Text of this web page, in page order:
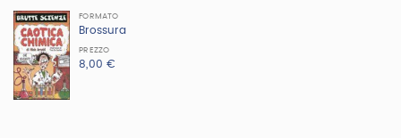
FORMATO
Brossura
PREZZO
8,00 €